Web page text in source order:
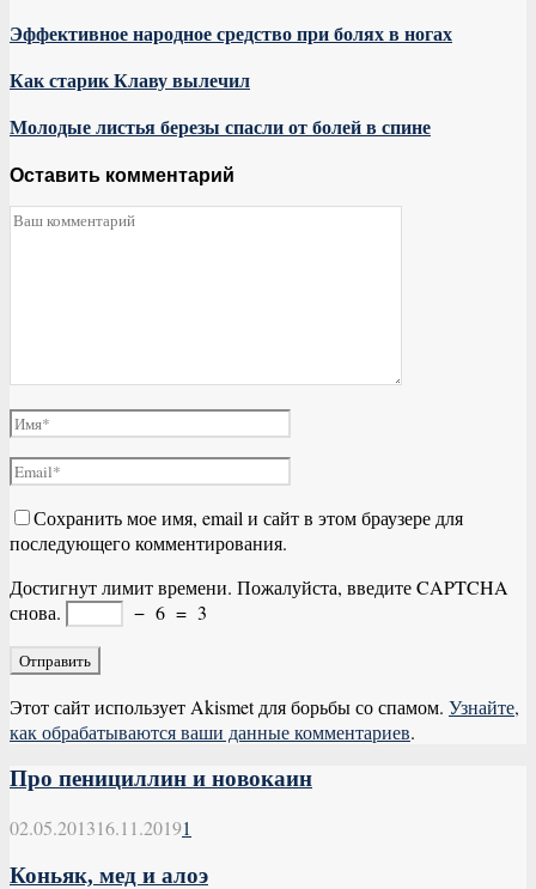
Эффективное народное средство при болях в ногах
Как старик Клаву вылечил
Молодые листья березы спасли от болей в спине
Оставить комментарий
Сохранить мое имя, email и сайт в этом браузере для
последующего комментирования.
Достигнут лимит времени. Пожалуйста, введите CAPTCHA
снова.
− 6 = 3
Этот сайт использует Akismet для борьбы со спамом. Узнайте,
как обрабатываются ваши данные комментариев.
Про пенициллин и новокаин
02.05.201316.11.20191
Коньяк, мед и алоэ